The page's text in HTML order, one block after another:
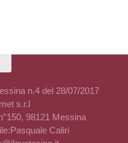
n.4 del 28/07/2017
s.r.l
98121 Messina
Caliri